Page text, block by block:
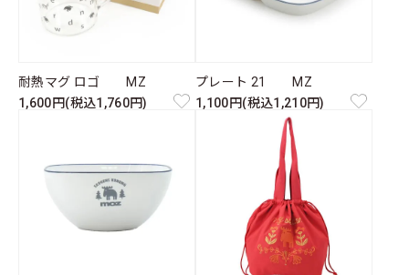
耐熱マグ ロゴ MZ
1,600円(税込1,760円)
プレート 21 MZ
1,100円(税込1,210円)